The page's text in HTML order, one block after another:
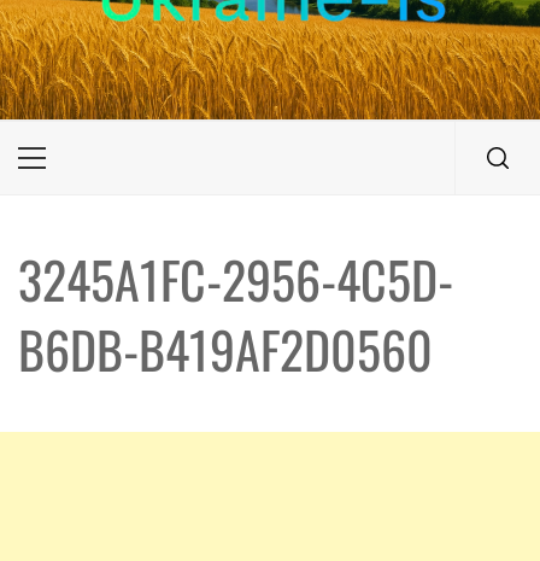
UKRAINE-IS
ПОДОРОЖI ПО УКРАЇНІ
Primary
3245A1FC-2956-4C5D-
B6DB-B419AF2D0560